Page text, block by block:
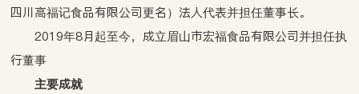
四川高福记食品有限公司更名）法人代表并担任董事长。
2019年8月起至今，成立眉山市宏福食品有限公司并担任执
行董事
主要成就